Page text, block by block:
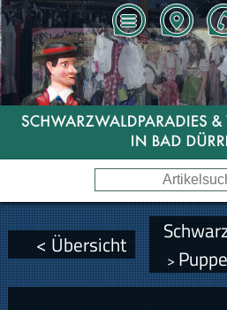
< Übersicht
>